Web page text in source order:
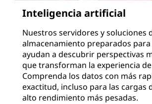
Inteligencia artificial
Nuestros servidores y soluciones
almacenamiento preparados para
ayudan a descubrir perspectivas
que transforman la experiencia
Comprenda los datos con más
exactitud, incluso para las cargas
alto rendimiento más pesadas.